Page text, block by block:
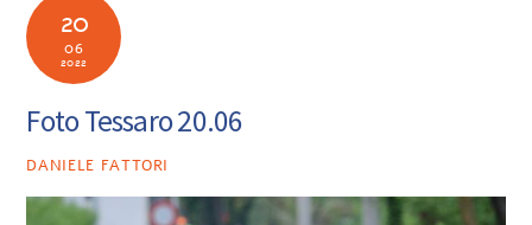
20
06
2022
Foto Tessaro 20.06
DANIELE FATTORI